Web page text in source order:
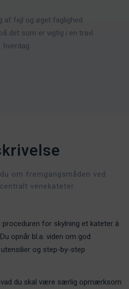
af fejl og øget faglighed
det som er vigtig i en travl
hverdag.
om fremgangsmåden ved
venekateter.
for skylning et kateter à
opnår bl.a. viden om god
og step-by-step
du skal være særlig opmærksom